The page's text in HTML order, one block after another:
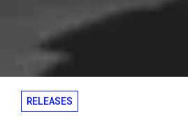
RELEASES